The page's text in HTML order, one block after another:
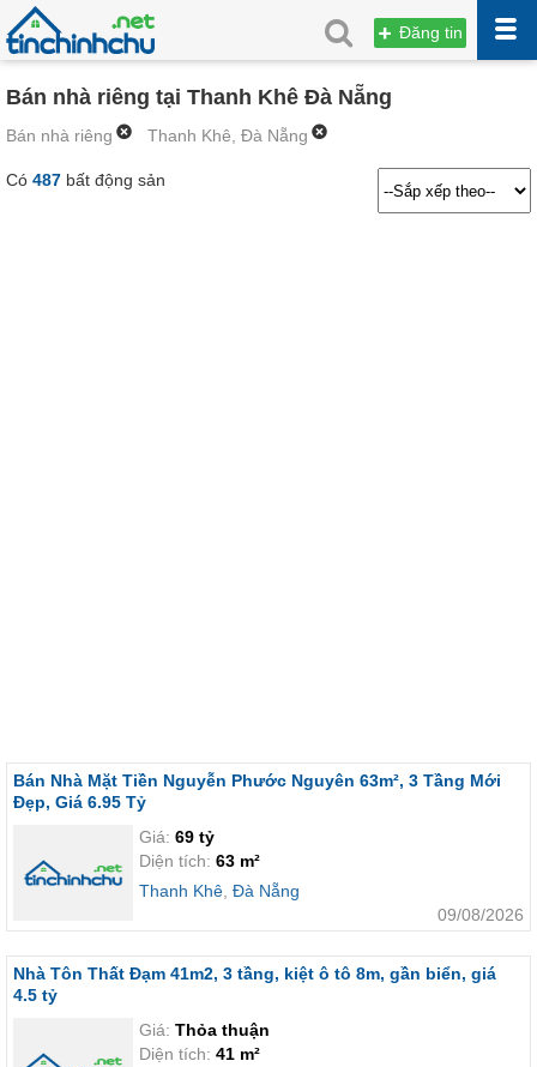
Đăng tin
Bán nhà riêng tại Thanh Khê Đà Nẵng
Bán nhà riêng Thanh Khê, Đà Nẵng
Có 487 bất động sản
Bán Nhà Mặt Tiền Nguyễn Phước Nguyên 63m², 3 Tầng Mới
Đẹp, Giá 6.95 Tỷ
Giá: 69 tỷ
Diện tích: 63 m²
Thanh Khê Đà Nẵng
09/08/2026
Nhà Tôn Thất Đạm 41m2, 3 tầng, kiệt ô tô 8m, gần biển, giá
4.5 tỷ
Giá: Thỏa thuận
Diện tích: 41 m²